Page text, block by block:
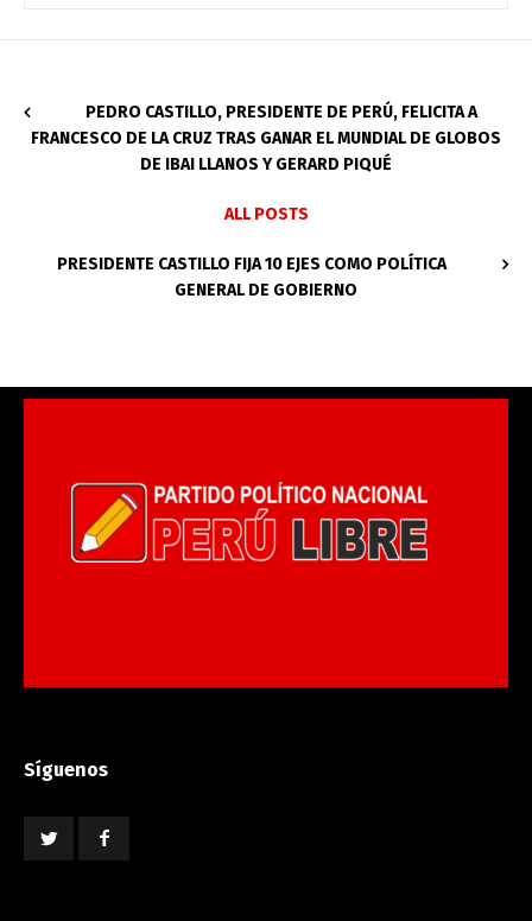
PEDRO CASTILLO, PRESIDENTE DE PERÚ, FELICITA A
FRANCESCO DE LA CRUZ TRAS GANAR EL MUNDIAL DE GLOBOS
DE IBAI LLANOS Y GERARD PIQUÉ
ALL POSTS
PRESIDENTE CASTILLO FIJA 10 EJES COMO POLÍTICA
GENERAL DE GOBIERNO
Síguenos